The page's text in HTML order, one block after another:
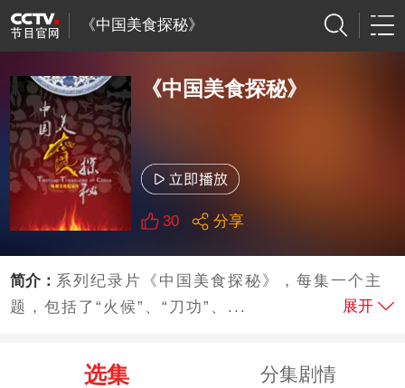
《中国美食探秘》
《中国美食探秘》
30 分享
简介： 系列纪录片《中国美食探秘》，每集一个主
题，包括了“火候”、“刀功”、...
展开
选集 分集剧情